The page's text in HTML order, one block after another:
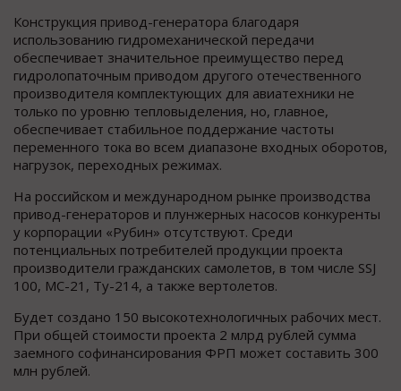
Конструкция привод-генератора благодаря
использованию гидромеханической передачи
обеспечивает значительное преимущество перед
гидролопаточным приводом другого отечественного
производителя комплектующих для авиатехники не
только по уровню тепловыделения, но, главное,
обеспечивает стабильное поддержание частоты
переменного тока во всем диапазоне входных оборотов,
нагрузок, переходных режимах.
На российском и международном рынке производства
привод-генераторов и плунжерных насосов конкуренты
у корпорации «Рубин» отсутствуют. Среди
потенциальных потребителей продукции проекта
производители гражданских самолетов, в том числе SSJ
100, МС-21, Ту-214, а также вертолетов.
Будет создано 150 высокотехнологичных рабочих мест.
При общей стоимости проекта 2 млрд рублей сумма
заемного софинансирования ФРП может составить 300
млн рублей.